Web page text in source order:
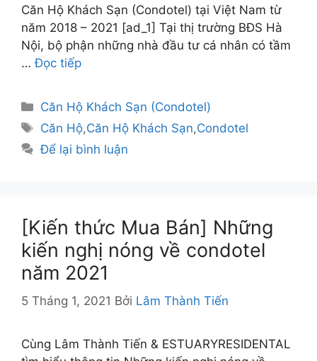
Căn Hộ Khách Sạn (Condotel) tại Việt Nam từ
năm 2018 – 2021 [ad_1] Tại thị trường BĐS Hà
Nội, bộ phận những nhà đầu tư cá nhân có tầm
…Đọc tiếp
Danh
mục
Căn Hộ Khách Sạn (Condotel)
Thẻ
Căn Hộ,Căn Hộ Khách Sạn,Condotel
Để lại bình luận
[Kiến thức Mua Bán] Những
kiến nghị nóng về condotel
năm 2021
5 Tháng 1, 2021 Bởi Lâm Thành Tiến
Cùng Lâm Thành Tiến & ESTUARYRESIDENTAL